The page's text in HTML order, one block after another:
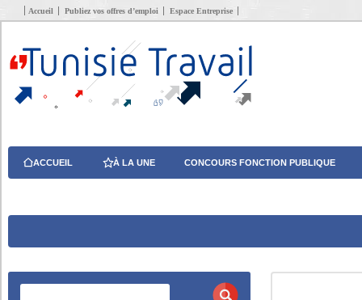
Accueil Publiez vos offres d’emploi Espace Entreprise
ACCUEIL À LA UNE CONCOURS FONCTION PUBLIQUE